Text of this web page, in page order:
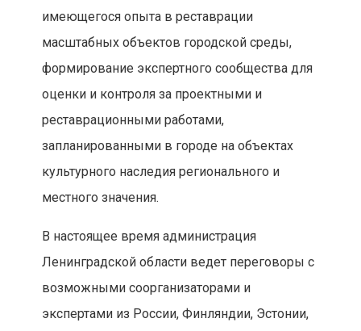
имеющегося опыта в реставрации
масштабных объектов городской среды,
формирование экспертного сообщества для
оценки и контроля за проектными и
реставрационными работами,
запланированными в городе на объектах
культурного наследия регионального и
местного значения.
В настоящее время администрация
Ленинградской области ведет переговоры с
возможными соорганизаторами и
экспертами из России, Финляндии, Эстонии,